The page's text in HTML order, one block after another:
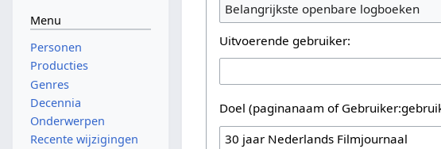
Belangrijkste openbare logboeken
Uitvoerende gebruiker:
Doel (paginanaam of
Menu
Personen
Producties
Genres
Decennia
Onderwerpen
Recente wijzigingen